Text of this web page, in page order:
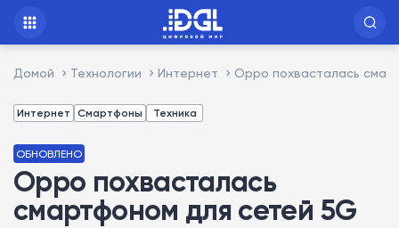
Домой Технологии Интернет Oppo похвасталась
Интернет Смартфоны Техника
ОБНОВЛЕНО
Oppo похвасталась
смартфоном для сетей 5G